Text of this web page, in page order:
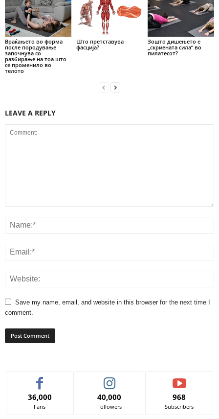
Враќањето во форма
после породување
започнува со
разбирање на тоа што
се променило во
телото
Што претставува
фасција?
Зошто дишењето е
„скриената сила“ во
пилатесот?
LEAVE A REPLY
Save my name, email, and website in this browser for the next time I
comment.
36,000
Fans
40,000
Followers
968
Subscribers